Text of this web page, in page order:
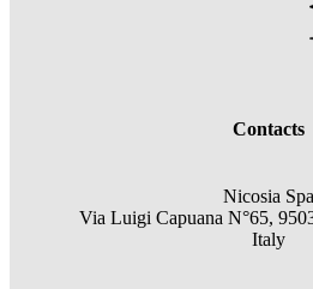
Contacts
Nicosia Spa
Via Luigi Capuana N°65,
Italy